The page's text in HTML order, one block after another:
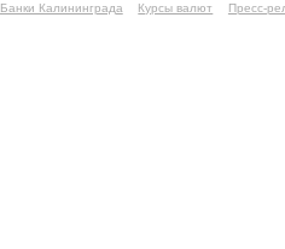
Банки Калининграда Курсы валют Пресс-